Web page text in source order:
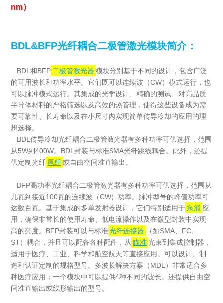
nm）
BDL&BFP光纤耦合二极管激光模块简介：
BDL和BFP 二极管激光器 模块分别基于不同的设计，包含广泛
的可用波长和功率水平。它们既可以连续波（CW）模式运行，也
可以脉冲模式运行。其集成的光学设计、精确的测试、对高品质
半导体材料的严格筛选以及高效的热管理，使得这些设备成为需
要可靠性、长寿命以及在小尺寸内实现简单传导冷却的应用的理
想选择。
BDL传导冷却光纤耦合二极管激光器有多种功率可供选择，范围
从5W到400W。BDL封装与标准SMA光纤跳线耦合。此外，还提
供定制光纤 尾纤或自由空间准直输出。
BFP高功率光纤耦合二极管激光器有多种功率可供选择，范围从
几瓦到接近100瓦的连续波（CW）功率。脉冲型号的峰值功率可
达数百瓦。基于集成的多单发射器设计，它们特别适用于 泵浦 应
用，确保非常长的使用寿命、低电流操作以及在微型封装中实现
高的亮度。BFP封装可以与标准 光纤连接器
（如SMA、FC、
ST）耦合，并且可以配备各种配件，从 瞄准光束到集成控制器，
适用于医疗、工业、科学和航空航天等直接应用。可以设计、制
造和认证定制的规格型号。多波长解决方案（MDL）非常适合多
种医疗应用；一个模块中可以提供4种不同的波长。还提供自由空
间准直输出或线形输出的型号。